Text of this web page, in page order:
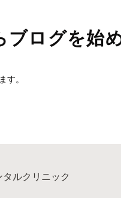
ブログを始
す。
ルクリニック